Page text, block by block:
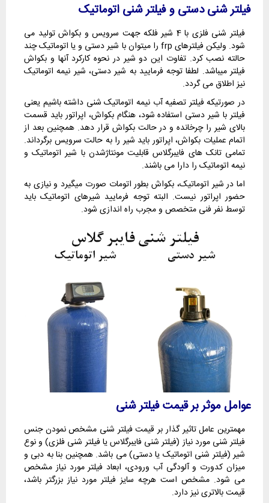
فیلتر شنی دستی و فیلتر شنی اتوماتیک
فیلتر شنی فلزی با 4 شیر فلکه جهت سرویس و بکواش تولید می
شود. ولیکن فیلترهای frp را میتوان با شیر دستی و یا اتوماتیک چند
حالته نصب کرد. تفاوت این دو شیر در نحوه کارکرد آنها و بکواش
فیلتر میباشد. لطفا توجه فرمایید به شیر دستی، شیر نیمه اتوماتیک
نیز اطلاق می گردد.
در صورتیکه فیلتر تصفیه آب نیمه اتوماتیک شنی داشته باشیم یعنی
فیلتر با شیر دستی استفاده شود، هنگام بکواش، اپراتور باید قسمت
بالای شیر را چرخانده و در حالت بکواش قرار دهد. همچنین بعد از
اتمام عملیات بکواش، اپراتور باید شیر را به حالت سرویس برگرداند.
تمامی تانک های فایبرگلاس قابلیت مونتاژشدن با شیر اتوماتیک و
نیمه اتوماتیک را دارا می باشند.
اما در شیر اتوماتیک، بکواش بطور اتومات صورت میگیرد و نیازی به
حضور اپراتور نیست. البته توجه فرمایید شیرهای اتوماتیک باید
توسط نفر فنی متخصص و مجرب راه اندازی شود.
عوامل موثر بر قیمت فیلتر شنی
مهمترین عامل تاثیر گذار بر قیمت فیلتر شنی مشخص نمودن جنس
فیلتر شنی مورد نیاز (فیلتر شنی فایبرگلاس یا فیلتر شنی فلزی) و نوع
شیر (فیلتر شنی اتوماتیک یا دستی) می باشد. همچنین بنا به دبی و
میزان کدورت و آلودگی آب ورودی، ابعاد فیلتر مورد نیاز مشخص
می شود. مشخص است هرچه سایز فیلتر مورد نیاز بزرگتر باشد،
قیمت بالاتری نیز دارد.